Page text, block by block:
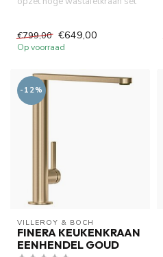
€799,00 €649,00
Op voorraad
-12%
VILLEROY & BOCH
FINERA KEUKENKRAAN
EENHENDEL GOUD